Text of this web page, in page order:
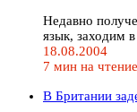
Недавно
язык, заходим
18.08.2004
7 мин на чтение
В Британии